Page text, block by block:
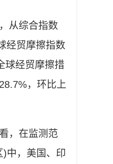
综合指数
经贸摩擦指数
球经贸摩擦措
，环比上
在监测范
)中，美国、印